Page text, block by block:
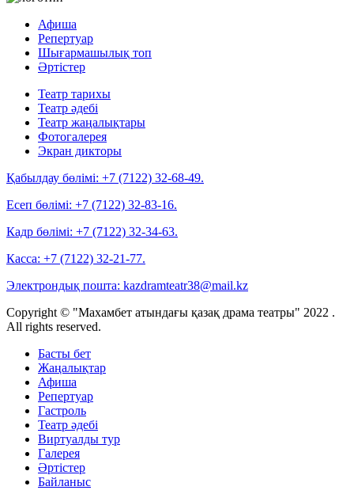
Афиша
Репертуар
Шығармашылық топ
Әртістер
Театр тарихы
Театр әдебі
Театр жаңалықтары
Фотогалерея
Экран дикторы
Қабылдау бөлімі: +7 (7122) 32-68-49.
Есеп бөлімі: +7 (7122) 32-83-16.
Кадр бөлімі: +7 (7122) 32-34-63.
Касса: +7 (7122) 32-21-77.
Электрондық пошта: kazdramteatr38@mail.kz
Copyright © "Махамбет атындағы қазақ драма театры" 2022 .
All rights reserved.
Басты бет
Жаңалықтар
Афиша
Репертуар
Гастроль
Театр әдебі
Виртуалды тур
Галерея
Әртістер
Байланыс